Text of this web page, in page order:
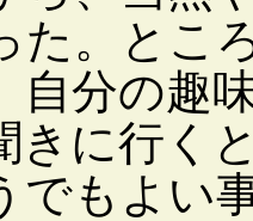
た。とこ
自分の趣
きに行く
でもよい